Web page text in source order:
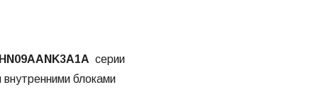
серии
внутренними блоками